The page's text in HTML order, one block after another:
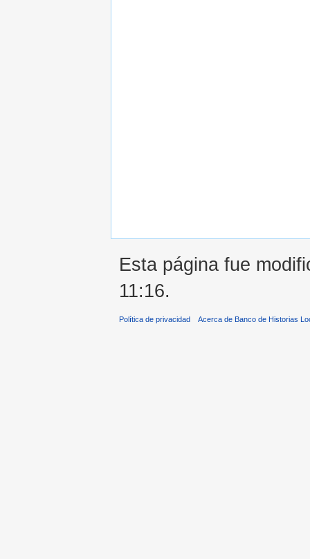
Esta página fue
11:16.
Política de privacidad Acerca de Banco de Historias